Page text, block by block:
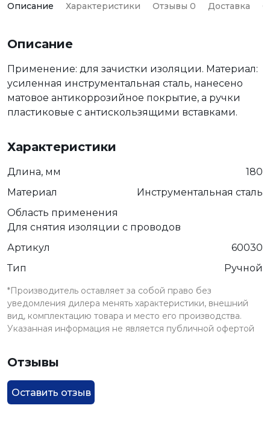
Описание Характеристики Отзывы 0 Доставка
Описание
Применение: для зачистки изоляции. Материал:
усиленная инструментальная сталь, нанесено
матовое антикоррозийное покрытие, а ручки
пластиковые с антискользящими вставками.
Характеристики
Длина, мм
180
Материал
Инструментальная сталь
Область применения
Для снятия изоляции с проводов
Артикул
60030
Тип
Ручной
*Производитель оставляет за собой право без
уведомления дилера менять характеристики, внешний
вид, комплектацию товара и место его производства.
Указанная информация не является публичной офертой
Отзывы
Оставить отзыв